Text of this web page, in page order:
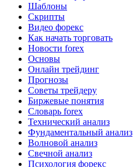
Шаблоны
Скрипты
Видео форекс
Как начать торговать
Новости forex
Основы
Онлайн трейдинг
Прогнозы
Советы трейдеру
Биржевые понятия
Словарь forex
Технический анализ
Фундаментальный анализ
Волновой анализ
Свечной анализ
Психология форекс